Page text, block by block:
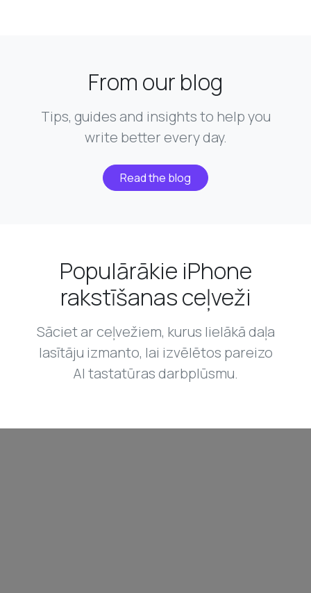
From our blog
Tips, guides and insights to help you
write better every day.
Read the blog
Populārākie iPhone
rakstīšanas ceļveži
Sāciet ar ceļvežiem, kurus lielākā daļa
lasītāju izmanto, lai izvēlētos pareizo
AI tastatūras darbplūsmu.